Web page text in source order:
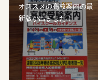
オススメの高校案内の最
新版が出ました！